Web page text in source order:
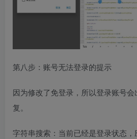
第八步：账号无法登录的提示
因为修改了免登录，所以登录账号
复。
字符串搜索：当前已经是登录状态